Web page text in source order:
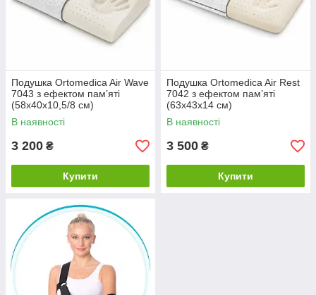
Подушка Ortomedica Air Wave
7043 з ефектом пам’яті
(58х40х10,5/8 см)
В наявності
3 200 ₴
Купити
Подушка Ortomedica Air Rest
7042 з ефектом пам’яті
(63х43х14 см)
В наявності
3 500 ₴
Купити